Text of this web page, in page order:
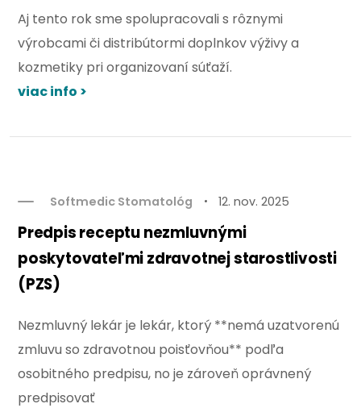
Aj tento rok sme spolupracovali s rôznymi
výrobcami či distribútormi doplnkov výživy a
kozmetiky pri organizovaní súťaží.
viac info >
Softmedic Stomatológ 12. nov. 2025
Predpis receptu nezmluvnými
poskytovateľmi zdravotnej starostlivosti
(PZS)
Nezmluvný lekár je lekár, ktorý **nemá uzatvorenú
zmluvu so zdravotnou poisťovňou** podľa
osobitného predpisu, no je zároveň oprávnený
predpisovať